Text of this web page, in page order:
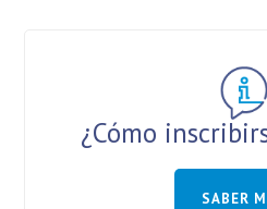
¿Cómo
SABER